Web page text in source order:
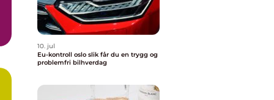
10. jul
Eu-kontroll oslo slik får du en trygg og
problemfri bilhverdag